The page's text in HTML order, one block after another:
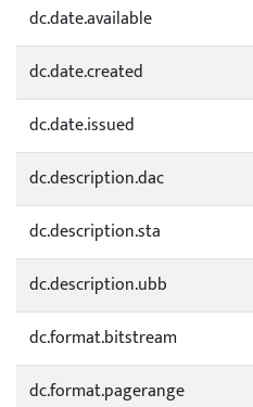
dc.date.available
dc.date.created
dc.date.issued
dc.description.dac
dc.description.sta
dc.description.ubb
dc.format.bitstream
dc.format.pagerange